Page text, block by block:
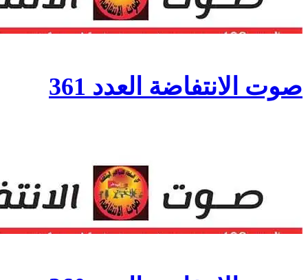
صوت الانتفاضة العدد 361